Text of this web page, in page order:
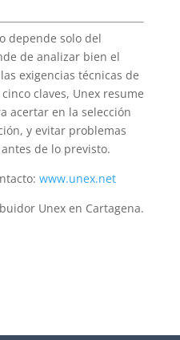
depende solo del
de analizar bien el
exigencias técnicas de
claves, Unex resume
acertar en la selección
y evitar problemas
de lo previsto.
www.unex.net
Unex en Cartagena.